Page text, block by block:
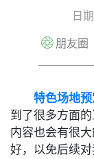
日
朋友圈
特色场地
到了很多方面
内容也会有很
好，以免后续